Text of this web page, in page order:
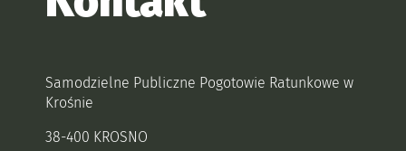
Samodzielne Publiczne Pogotowie Ratunkowe w
Krośnie
38-400 KROSNO